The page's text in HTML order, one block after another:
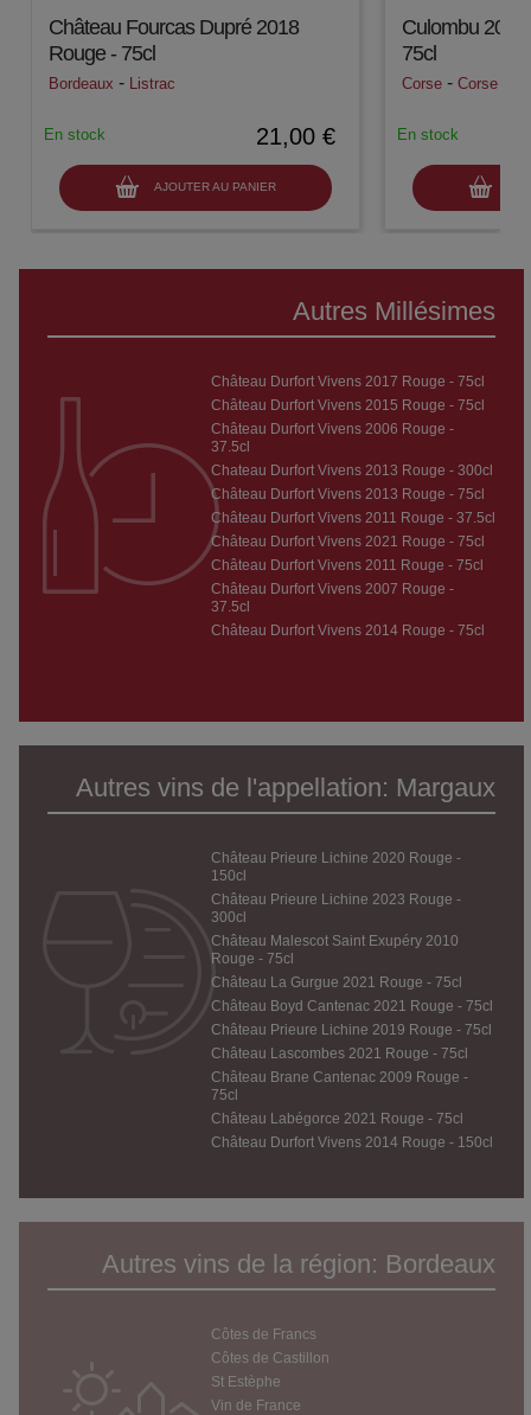
Château Fourcas Dupré 2018
Rouge - 75cl
Bordeaux - Listrac
21,00 €
AJOUTER AU PANIER
En stock
Culombu
75cl
Corse -Corse
En stock
Autres Millésimes
Château Durfort Vivens 2017 Rouge - 75cl
Château Durfort Vivens 2015 Rouge - 75cl
Château Durfort Vivens 2006 Rouge -
37.5cl
Chateau Durfort Vivens 2013 Rouge - 300cl
Château Durfort Vivens 2013 Rouge - 75cl
Château Durfort Vivens 2011 Rouge - 37.5cl
Château Durfort Vivens 2021 Rouge - 75cl
Château Durfort Vivens 2011 Rouge - 75cl
Château Durfort Vivens 2007 Rouge -
37.5cl
Château Durfort Vivens 2014 Rouge - 75cl
Autres vins de l'appellation: Margaux
Château Prieure Lichine 2020 Rouge -
150cl
Château Prieure Lichine 2023 Rouge -
300cl
Château Malescot Saint Exupéry 2010
Rouge - 75cl
Château La Gurgue 2021 Rouge - 75cl
Château Boyd Cantenac 2021 Rouge - 75cl
Château Prieure Lichine 2019 Rouge - 75cl
Château Lascombes 2021 Rouge - 75cl
Château Brane Cantenac 2009 Rouge -
75cl
Château Labégorce 2021 Rouge - 75cl
Château Durfort Vivens 2014 Rouge - 150cl
Autres vins de la région: Bordeaux
Côtes de Francs
Côtes de Castillon
St Estèphe
Vin de France